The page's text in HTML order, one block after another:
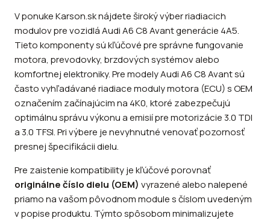
V ponuke Karson.sk nájdete široký výber riadiacich
modulov pre vozidlá Audi A6 C8 Avant generácie 4A5.
Tieto komponenty sú kľúčové pre správne fungovanie
motora, prevodovky, brzdových systémov alebo
komfortnej elektroniky. Pre modely Audi A6 C8 Avant sú
často vyhľadávané riadiace moduly motora (ECU) s OEM
označením začínajúcim na 4K0, ktoré zabezpečujú
optimálnu správu výkonu a emisií pre motorizácie 3.0 TDI
a 3.0 TFSI. Pri výbere je nevyhnutné venovať pozornosť
presnej špecifikácii dielu.
Pre zaistenie kompatibility je kľúčové porovnať
originálne číslo dielu (OEM) vyrazené alebo nalepené
priamo na vašom pôvodnom module s číslom uvedeným
v popise produktu. Týmto spôsobom minimalizujete